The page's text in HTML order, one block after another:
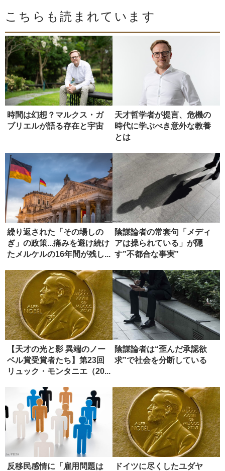
こちらも読まれています
時間は幻想？マルクス・ガ
ブリエルが語る存在と宇宙
天才哲学者が提言、危機の
時代に学ぶべき意外な教養
とは
繰り返された「その場しの
ぎ」の政策...痛みを避け続け
たメルケルの16年間が残し...
陰謀論者の常套句「メディ
アは操られている」が隠
す”不都合な事実”
【天才の光と影 異端のノー
ベル賞受賞者たち】第23回
リュック・モンタニエ（20...
陰謀論者は“歪んだ承認欲
求”で社会を分断している
反移民感情に「雇用問題は
ドイツに尽くしたユダヤ